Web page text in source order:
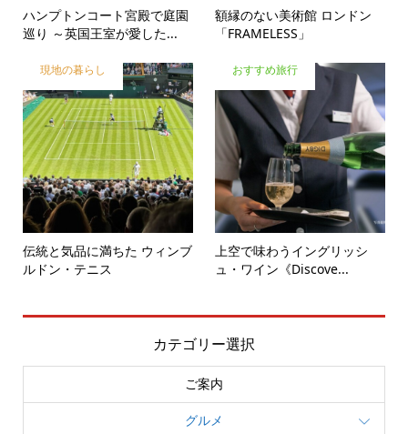
ハンプトンコート宮殿で庭園
巡り ～英国王室が愛した...
額縁のない美術館 ロンドン
「FRAMELESS」
現地の暮らし
伝統と気品に満ちた ウィンブ
ルドン・テニス
おすすめ旅行
上空で味わうイングリッシ
ュ・ワイン《Discove...
カテゴリー選択
ご案内
グルメ